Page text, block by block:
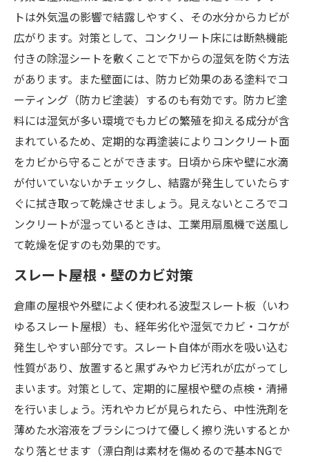
トは外気温の影響で結露しやすく、その水分からカビが
広がります。対策として、コンクリート床には断熱機能
付きの除湿シートを敷くことで下からの湿気を防ぐ方法
があります。また壁面には、防カビ効果のある塗料でコ
ーティング（防カビ塗装）するのも有効です。防カビ塗
料には湿気が多い環境でもカビの繁殖を抑える成分が含
まれているため、定期的な再塗装によりコンクリート面
をカビから守ることができます。日頃から床や壁に水滴
が付いていないかチェックし、結露が発生していたらす
ぐに拭き取って乾燥させましょう。見えないところでコ
ンクリートが湿っているときは、工業用扇風機で送風し
て乾燥を促すのも効果的です。
スレート屋根・壁のカビ対策
倉庫の屋根や外壁によく使われる波型スレート板（いわ
ゆるスレート屋根）も、経年劣化や湿気でカビ・コケが
発生しやすい部分です。スレート自体が雨水を吸い込む
性質があり、放置すると黒ずみやカビ汚れが広がってし
まいます。対策として、定期的に屋根や壁の点検・清掃
を行いましょう。汚れやカビが見られたら、中性洗剤を
薄めた水溶液をブラシにつけて優しく擦り洗いするとか
なり落とせます（漂白剤は素材を傷めるので基本NGで